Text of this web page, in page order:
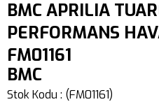
BMC APRILIA
PERFORMANS
FM01161
BMC
Stok Kodu (FM01161)